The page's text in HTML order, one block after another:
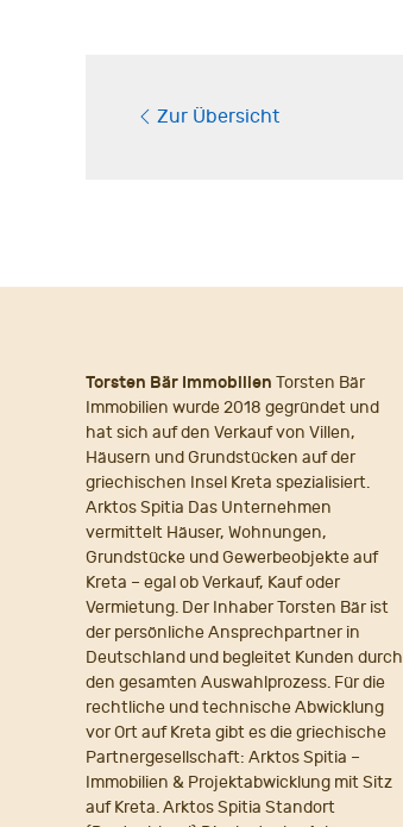
Zur Übersicht
Torsten Bär Immobilien Torsten Bär
Immobilien wurde 2018 gegründet und
hat sich auf den Verkauf von Villen,
Häusern und Grundstücken auf der
griechischen Insel Kreta spezialisiert.
Arktos Spitia Das Unternehmen
vermittelt Häuser, Wohnungen,
Grundstücke und Gewerbeobjekte auf
Kreta – egal ob Verkauf, Kauf oder
Vermietung. Der Inhaber Torsten Bär ist
der persönliche Ansprechpartner in
Deutschland und begleitet Kunden durch
den gesamten Auswahlprozess. Für die
rechtliche und technische Abwicklung
vor Ort auf Kreta gibt es die griechische
Partnergesellschaft: Arktos Spitia –
Immobilien & Projektabwicklung mit Sitz
auf Kreta. Arktos Spitia Standort